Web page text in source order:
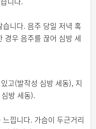
니다. 음주 당일 저녁 혹
경우 음주를 끊어 심방 세
고(발작성 심방 세동), 지
방 세동).
낍니다. 가슴이 두근거리